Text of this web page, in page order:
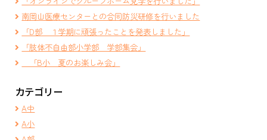
南岡山医療センターとの合同防災研修を行いました
「D部 １学期に頑張ったことを発表しました」
「肢体不自由部小学部 学部集会」
「B小 夏のお楽しみ会」
カテゴリー
A中
A小